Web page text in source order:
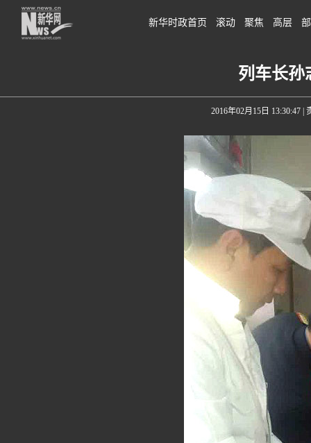
新华时政首页 滚动 聚焦 高层
列车长孙
2016年02月15日 13:30:47|